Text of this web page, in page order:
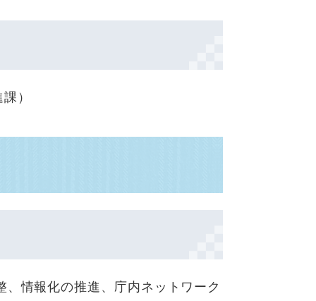
課 ）
情報化の推進、庁内ネットワーク